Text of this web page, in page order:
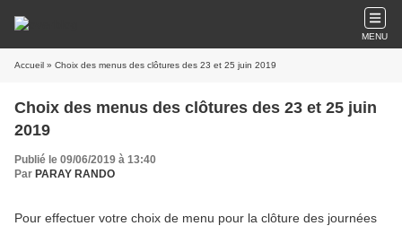
MENU
Accueil » Choix des menus des clôtures des 23 et 25 juin 2019
Choix des menus des clôtures des 23 et 25 juin
2019
Publié le 09/06/2019 à 13:40
Par PARAY RANDO
Pour effectuer votre choix de menu pour la clôture des journées